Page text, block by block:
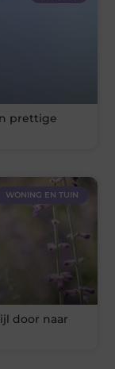
prettige
WONING EN TUIN
door naar